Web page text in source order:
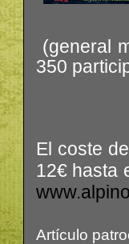
(general
350
El coste
12€ hasta
Artículo